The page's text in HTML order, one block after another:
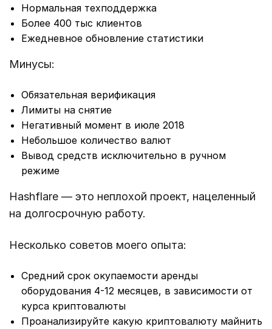
Нормальная техподдержка
Более 400 тыс клиентов
Ежедневное обновление статистики
Минусы:
Обязательная верификация
Лимиты на снятие
Негативный момент в июле 2018
Небольшое количество валют
Вывод средств исключительно в ручном
режиме
Hashflare — это неплохой проект, нацеленный
на долгосрочную работу.
Несколько советов моего опыта:
Средний срок окупаемости аренды
оборудования 4-12 месяцев, в зависимости от
курса криптовалюты
Проанализируйте какую криптовалюту майнить